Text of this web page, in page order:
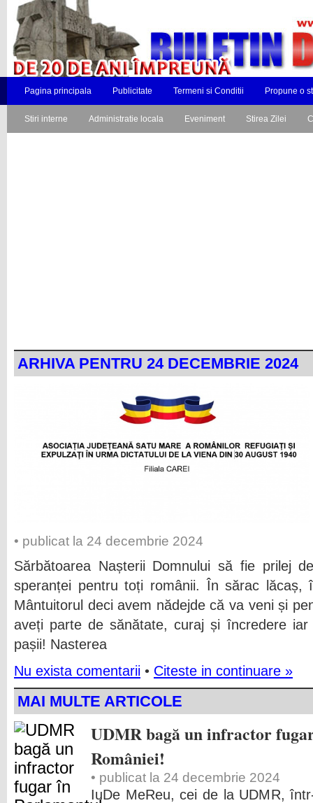
Pagina principala Publicitate Termeni si Conditii Propune o
Stiri interne Administratie locala Eveniment Stirea Zilei
ARHIVA PENTRU 24 DECEMBRIE 2024
• publicat la 24 decembrie 2024
Sărbătoarea Nașterii Domnului să fie prilej
speranței pentru toți românii. În sărac lăcaș,
Mântuitorul deci avem nădejde că va veni și
aveți parte de sănătate, curaj și încredere
pașii! Nasterea
Nu exista comentarii • Citeste in continuare »
MAI MULTE ARTICOLE
UDMR bagă un infractor
României!
• publicat la 24 decembrie 2024
IuDe MeReu, cei de la UDMR,